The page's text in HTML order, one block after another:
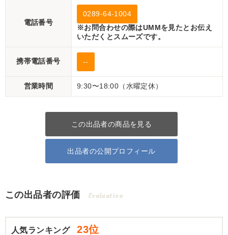
電話番号
0289-64-1004
※お問合わせの際はUMMを見たとお伝え
いただくとスムーズです。
携帯電話番号 --
営業時間 9:30〜18:00（水曜定休）
この出品者の商品を見る
出品者の公開プロフィール
この出品者の評価 Evaluation
人気ランキング 23位